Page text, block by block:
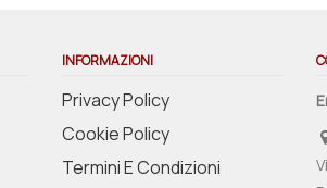
INFORMAZIONI
Privacy Policy
Cookie Policy
Termini E Condizioni